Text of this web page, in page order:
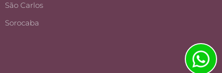
São Carlos
Sorocaba